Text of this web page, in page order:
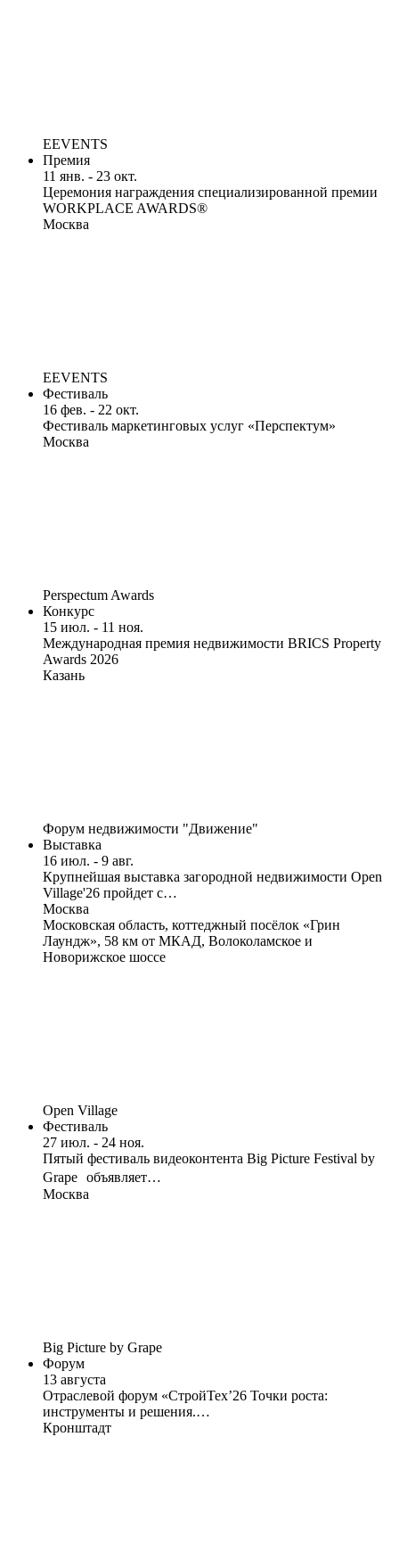
EEVENTS
Премия
11 янв. - 23 окт.
Церемония награждения специализированной премии
WORKPLACE AWARDS®
Москва
EEVENTS
Фестиваль
16 фев. - 22 окт.
Фестиваль маркетинговых услуг «Перспектум»
Москва
Perspectum Awards
Конкурс
15 июл. - 11 ноя.
Международная премия недвижимости BRICS Property
Awards 2026
Казань
Форум недвижимости "Движение"
Выставка
16 июл. - 9 авг.
Крупнейшая выставка загородной недвижимости Open
Village'26 пройдет с…
Москва
Московская область, коттеджный посёлок «Грин
Лаундж», 58 км от МКАД, Волоколамское и
Новорижское шоссе
Open Village
Фестиваль
27 июл. - 24 ноя.
Пятый фестиваль видеоконтента Big Picture Festival by
Grape объявляет…
Москва
Big Picture by Grape
Форум
13 августа
Отраслевой форум «СтройТех’26 Точки роста:
инструменты и решения.…
Кронштадт